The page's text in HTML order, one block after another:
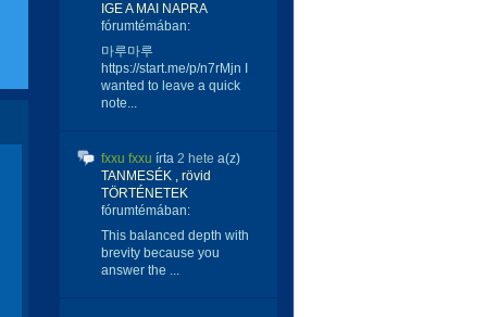
IGE A MAI NAPRA
fórumtémában:
마루마루
https://start.me/p/n7rMjn I
wanted to leave a quick
note...
fxxu fxxu írta 2 hete a(z)
TANMESÉK , rövid
TÖRTÉNETEK
fórumtémában:
This balanced depth with
brevity because you
answer the ...